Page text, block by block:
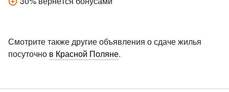
Смотрите также другие объявления о сдаче жилья
посуточно в Красной Поляне.